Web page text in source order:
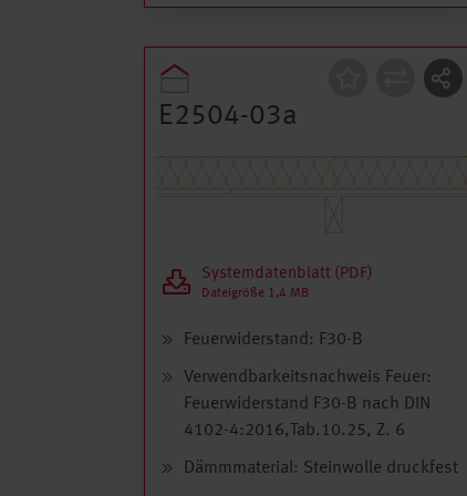
Konstruktion
E2504-03a
Systemdatenblatt (PDF)
Dateigröße 1,4 MB
Feuerwiderstand: F30-B
Verwendbarkeitsnachweis Feuer:
Feuerwiderstand F30-B nach DIN
4102-4:2016,Tab.10.25, Z. 6
Dämmmaterial: Steinwolle druckfest